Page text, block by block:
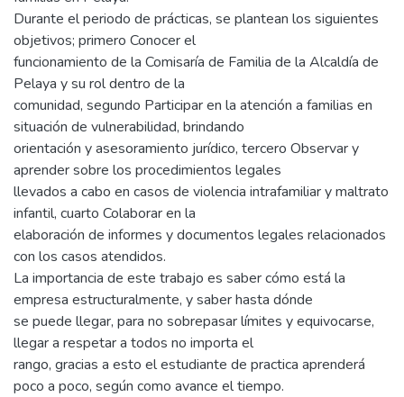
Durante el periodo de prácticas, se plantean los siguientes
objetivos; primero Conocer el
funcionamiento de la Comisaría de Familia de la Alcaldía de
Pelaya y su rol dentro de la
comunidad, segundo Participar en la atención a familias en
situación de vulnerabilidad, brindando
orientación y asesoramiento jurídico, tercero Observar y
aprender sobre los procedimientos legales
llevados a cabo en casos de violencia intrafamiliar y maltrato
infantil, cuarto Colaborar en la
elaboración de informes y documentos legales relacionados
con los casos atendidos.
La importancia de este trabajo es saber cómo está la
empresa estructuralmente, y saber hasta dónde
se puede llegar, para no sobrepasar límites y equivocarse,
llegar a respetar a todos no importa el
rango, gracias a esto el estudiante de practica aprenderá
poco a poco, según como avance el tiempo.